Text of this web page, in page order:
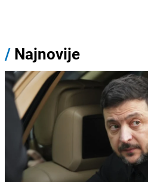
/ Najnovije